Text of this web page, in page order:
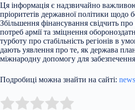
Ця інформація є надзвичайно
пріоритетів державної політики щодо
Збільшення фінансування свідчить
потреб армії та зміцнення
турботу про стабільність регіонів в
дають уявлення про те, як держава
міжнародну допомогу для
Подробиці можна знайти на сайті:
Rate this item: